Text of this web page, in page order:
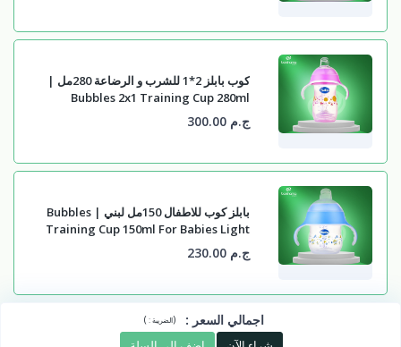
كوب بابلز 2*1 للشرب و الرضاعة 280مل |
Bubbles 2x1 Training Cup 280ml
ج.م 300.00
بابلز كوب للاطفال 150مل لبني | Bubbles
Training Cup 150ml For Babies Light
Blue
ج.م 230.00
اجمالي السعر :
(الضريبة :)